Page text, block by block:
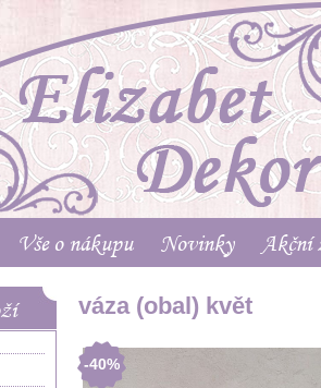
Vše o nákupu Novinky Akční
váza (obal) květ
-40%